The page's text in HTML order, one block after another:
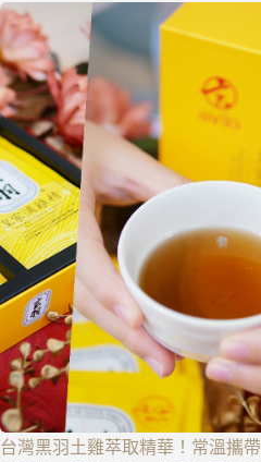
台灣黑羽土雞萃取精華！常溫攜